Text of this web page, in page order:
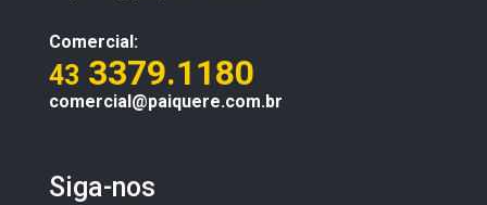
Comercial:
43 3379.1180
comercial@paiquere.com.br
Siga-nos